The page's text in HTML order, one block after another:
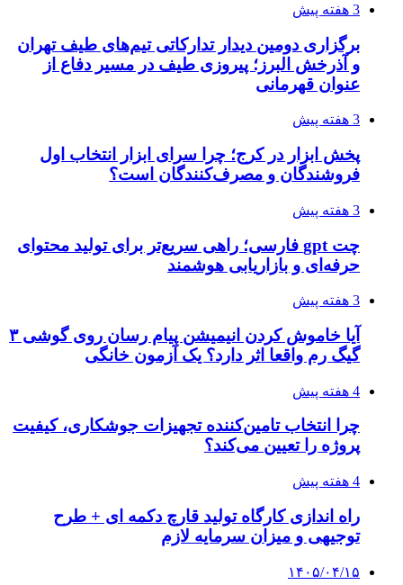
3 هفته پیش
برگزاری دومین دیدار تدارکاتی تیم‌های طیف تهران
و آذرخش البرز؛ پیروزی طیف در مسیر دفاع از
عنوان قهرمانی
3 هفته پیش
پخش ابزار در کرج؛ چرا سرای ابزار انتخاب اول
فروشندگان و مصرف‌کنندگان است؟
3 هفته پیش
چت gpt فارسی؛ راهی سریع‌تر برای تولید محتوای
حرفه‌ای و بازاریابی هوشمند
3 هفته پیش
آیا خاموش کردن انیمیشن پیام رسان روی گوشی ۳
گیگ رم واقعا اثر دارد؟ یک آزمون خانگی
4 هفته پیش
چرا انتخاب تامین‌کننده تجهیزات جوشکاری، کیفیت
پروژه را تعیین می‌کند؟
4 هفته پیش
راه اندازی کارگاه تولید قارچ دکمه ای + طرح
توجیهی و میزان سرمایه لازم
۱۴۰۵/۰۴/۱۵